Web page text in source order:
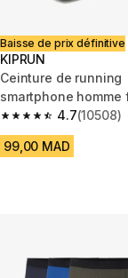
Baisse de prix définitive
KIPRUN
Ceinture de running
smartphone homme
kiprun basique 2 noir
4.7
4.7 out of 5 stars
(10508)
99,00 MAD